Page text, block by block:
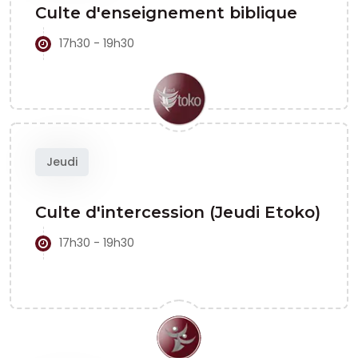
Culte d'enseignement biblique
17h30 - 19h30
Jeudi
Culte d'intercession (Jeudi Etoko)
17h30 - 19h30